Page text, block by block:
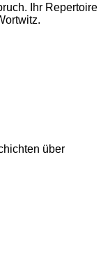
Ihr Repertoire
über